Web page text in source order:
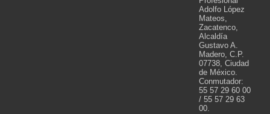
Adolfo López
Mateos,
Zacatenco,
Alcaldía
Gustavo A.
Madero, C.P.
07738, Ciudad
de México.
Conmutador:
55 57 29 60 00
/ 55 57 29 63
00.